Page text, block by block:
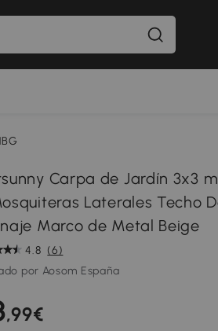
Carpa de Jardín 3x3
Laterales Techo
Marco de Metal Beige
4.8 (6)
por Aosom España
,99€